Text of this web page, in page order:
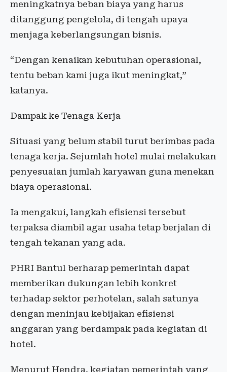
meningkatnya beban biaya yang harus
ditanggung pengelola, di tengah upaya
menjaga keberlangsungan bisnis.
“Dengan kenaikan kebutuhan operasional,
tentu beban kami juga ikut meningkat,”
katanya.
Dampak ke Tenaga Kerja
Situasi yang belum stabil turut berimbas pada
tenaga kerja. Sejumlah hotel mulai melakukan
penyesuaian jumlah karyawan guna menekan
biaya operasional.
Ia mengakui, langkah efisiensi tersebut
terpaksa diambil agar usaha tetap berjalan di
tengah tekanan yang ada.
PHRI Bantul berharap pemerintah dapat
memberikan dukungan lebih konkret
terhadap sektor perhotelan, salah satunya
dengan meninjau kebijakan efisiensi
anggaran yang berdampak pada kegiatan di
hotel.
Menurut Hendra, kegiatan pemerintah yang